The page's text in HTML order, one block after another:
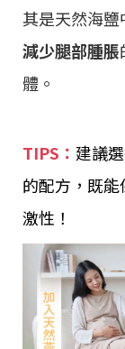
其是天然海
減少腿部腫脹
體。
TIPS： 建議
的配方，既
激性！